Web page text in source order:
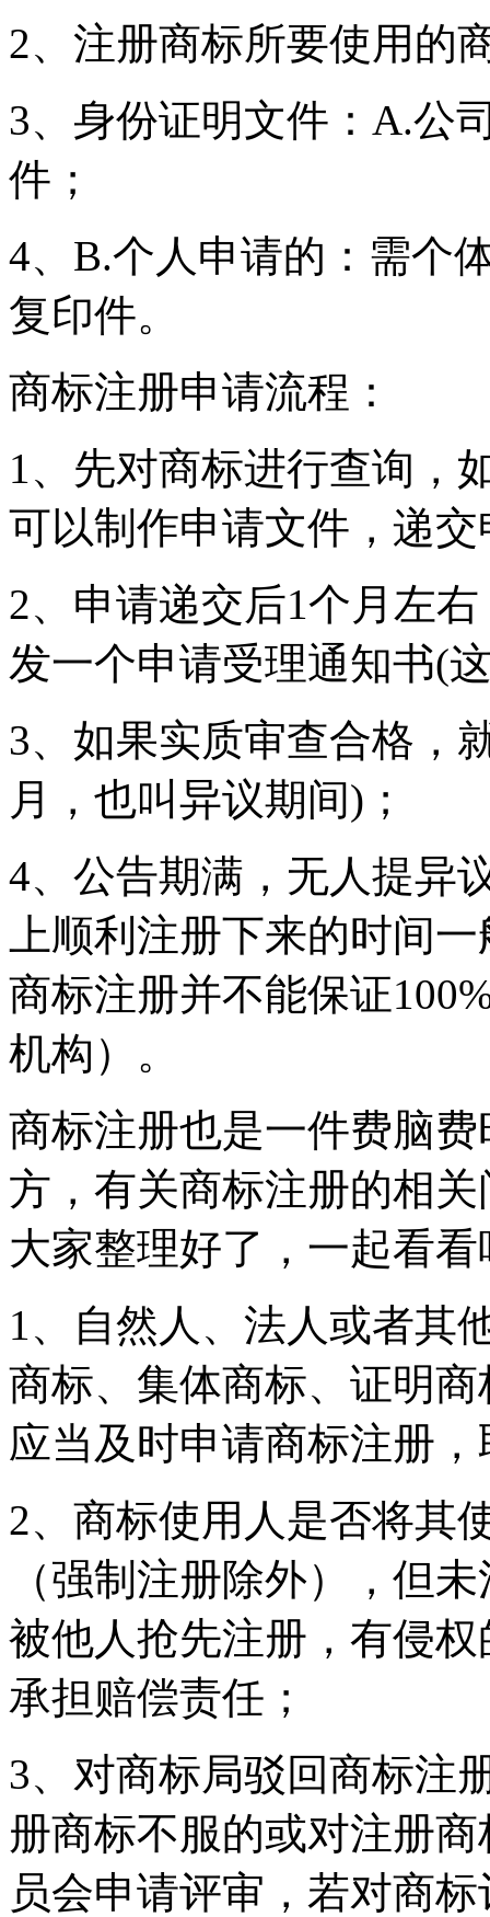
2、注册商标所要使用
3、身份证明文件：A.公
件；
4、B.个人申请的：需个
复印件。
商标注册申请流程：
1、先对商标进行查询，
可以制作申请文件，递
2、申请递交后1个月左
发一个申请受理通知书(
3、如果实质审查合格，
月，也叫异议期间)；
4、公告期满，无人提异
上顺利注册下来的时间
商标注册并不能保证
机构）。
商标注册也是一件费脑
方，有关商标注册的相
大家整理好了，一起看看
1、自然人、法人或者其
商标、集体商标、证明
应当及时申请商标注册
2、商标使用人是否将其
（强制注册除外），但
被他人抢先注册，有侵
承担赔偿责任；
3、对商标局驳回商标注
册商标不服的或对注册
员会申请评审，若对商